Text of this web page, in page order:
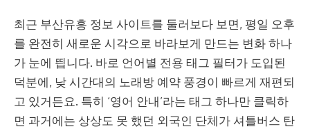
최근 부산유흥 정보 사이트를 둘러보다 보면, 평일 오후
를 완전히 새로운 시각으로 바라보게 만드는 변화 하나
가 눈에 띕니다. 바로 언어별 전용 태그 필터가 도입된
덕분에, 낮 시간대의 노래방 예약 풍경이 빠르게 재편되
고 있거든요. 특히 ‘영어 안내’라는 태그 하나만 클릭하
면 과거에는 상상도 못 했던 외국인 단체가 셔틀버스 탄